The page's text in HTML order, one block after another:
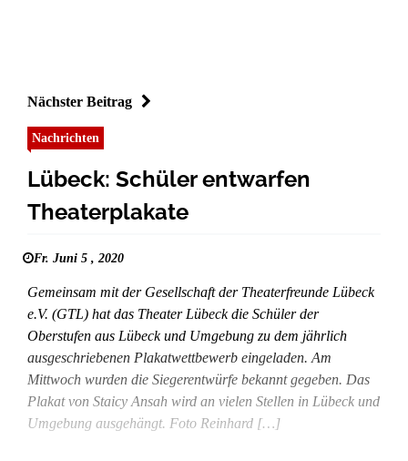
Nächster Beitrag
Nachrichten
Lübeck: Schüler entwarfen
Theaterplakate
Fr. Juni 5 , 2020
Gemeinsam mit der Gesellschaft der Theaterfreunde Lübeck
e.V. (GTL) hat das Theater Lübeck die Schüler der
Oberstufen aus Lübeck und Umgebung zu dem jährlich
ausgeschriebenen Plakatwettbewerb eingeladen. Am
Mittwoch wurden die Siegerentwürfe bekannt gegeben. Das
Plakat von Staicy Ansah wird an vielen Stellen in Lübeck und
Umgebung ausgehängt. Foto Reinhard […]